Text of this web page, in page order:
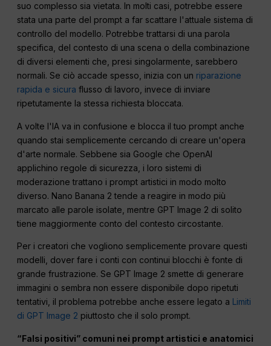
suo complesso sia vietata. In molti casi, potrebbe essere
stata una parte del prompt a far scattare l'attuale sistema di
controllo del modello. Potrebbe trattarsi di una parola
specifica, del contesto di una scena o della combinazione
di diversi elementi che, presi singolarmente, sarebbero
normali. Se ciò accade spesso, inizia con un riparazione
rapida e sicura flusso di lavoro, invece di inviare
ripetutamente la stessa richiesta bloccata.
A volte l'IA va in confusione e blocca il tuo prompt anche
quando stai semplicemente cercando di creare un'opera
d'arte normale. Sebbene sia Google che OpenAI
applichino regole di sicurezza, i loro sistemi di
moderazione trattano i prompt artistici in modo molto
diverso. Nano Banana 2 tende a reagire in modo più
marcato alle parole isolate, mentre GPT Image 2 di solito
tiene maggiormente conto del contesto circostante.
Per i creatori che vogliono semplicemente provare questi
modelli, dover fare i conti con continui blocchi è fonte di
grande frustrazione. Se GPT Image 2 smette di generare
immagini o sembra non essere disponibile dopo ripetuti
tentativi, il problema potrebbe anche essere legato a Limiti
di GPT Image 2 piuttosto che il solo prompt.
“Falsi positivi” comuni nei prompt artistici e anatomici